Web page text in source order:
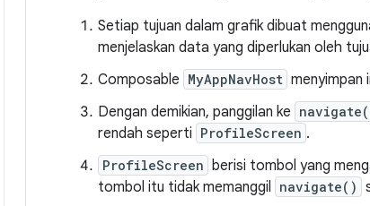
Setiap tujuan dalam grafik dibuat
menjelaskan data yang diperlukan oleh
Composable MyAppNavHost menyimpan
Dengan demikian, panggilan ke
rendah seperti ProfileScreen .
ProfileScreen berisi tombol yang
tombol itu tidak memanggil navigate()